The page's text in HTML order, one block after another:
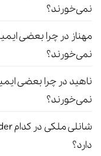
نمی‌خورند؟
مهناز در چرا بعضی
نمی‌خورند؟
ناهید در چرا بعضی
نمی‌خورند؟
شانلی ملکی در
دارد؟